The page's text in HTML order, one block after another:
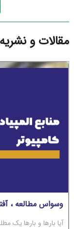
مقالات و
وسواس مطالعه ،
آیا بارها و بارها یک